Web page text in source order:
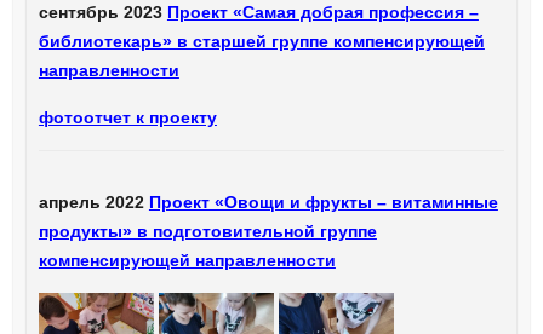
сентябрь 2023 Проект «Самая добрая профессия –
библиотекарь» в старшей группе компенсирующей
направленности
фотоотчет к проекту
апрель 2022 Проект «Овощи и фрукты – витаминные
продукты» в подготовительной группе
компенсирующей направленности